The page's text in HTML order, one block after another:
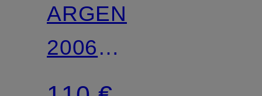
ARGENTINIEN
2006
AUSWÄRTSTRIKOT